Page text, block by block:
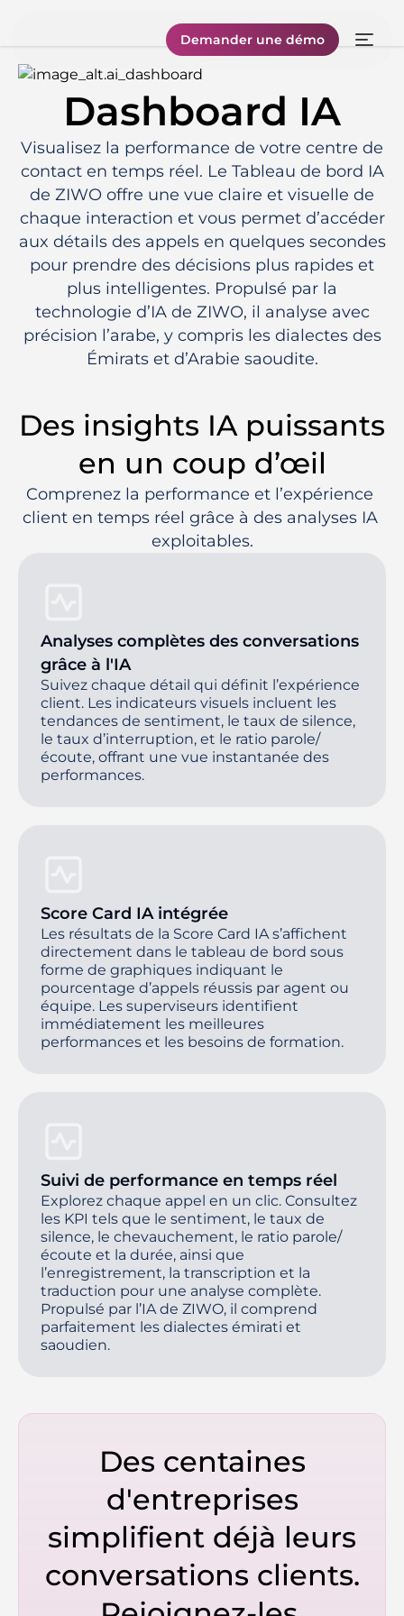
Demander une démo
Dashboard IA
Visualisez la performance de votre centre de
contact en temps réel. Le Tableau de bord IA
de ZIWO offre une vue claire et visuelle de
chaque interaction et vous permet d’accéder
aux détails des appels en quelques secondes
pour prendre des décisions plus rapides et
plus intelligentes. Propulsé par la
technologie d’IA de ZIWO, il analyse avec
précision l’arabe, y compris les dialectes des
Émirats et d’Arabie saoudite.
Des insights IA puissants
en un coup d’œil
Comprenez la performance et l’expérience
client en temps réel grâce à des analyses IA
exploitables.
Analyses complètes des conversations
grâce à l'IA
Suivez chaque détail qui définit l’expérience
client. Les indicateurs visuels incluent les
tendances de sentiment, le taux de silence,
le taux d’interruption, et le ratio parole/
écoute, offrant une vue instantanée des
performances.
Score Card IA intégrée
Les résultats de la Score Card IA s’affichent
directement dans le tableau de bord sous
forme de graphiques indiquant le
pourcentage d’appels réussis par agent ou
équipe. Les superviseurs identifient
immédiatement les meilleures
performances et les besoins de formation.
Suivi de performance en temps réel
Explorez chaque appel en un clic. Consultez
les KPI tels que le sentiment, le taux de
silence, le chevauchement, le ratio parole/
écoute et la durée, ainsi que
l’enregistrement, la transcription et la
traduction pour une analyse complète.
Propulsé par l’IA de ZIWO, il comprend
parfaitement les dialectes émirati et
saoudien.
Des centaines
d'entreprises
simplifient déjà leurs
conversations clients.